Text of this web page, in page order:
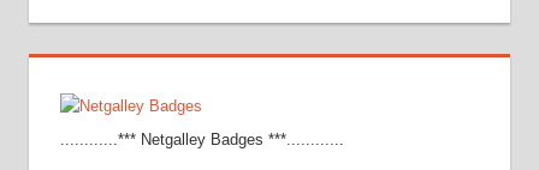
............*** Netgalley Badges ***............